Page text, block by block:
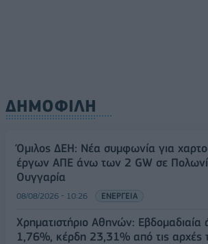
ΔΗΜΟΦΙΛΗ
Όμιλος ΔΕΗ: Νέα συμφωνία για
έργων ΑΠΕ άνω των 2 GW σε
Ουγγαρία
08/08/2026 - 10:26 ΕΝΕΡΓΕΙΑ
Χρηματιστήριο Αθηνών: Εβδομαδιαία
1,76%, κέρδη 23,31% από τις αρχές